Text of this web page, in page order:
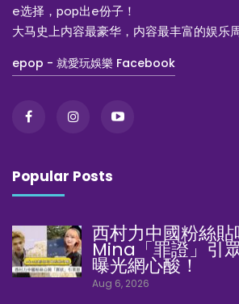
e选择，pop出e份子！
大马史上内容最豪华，内容最丰富的娱乐
epop - 就愛玩娛樂 Facebook
Popular Posts
西村力中國粉絲
Mina「罪證」引
曝光網心酸！
Aug 6, 2026